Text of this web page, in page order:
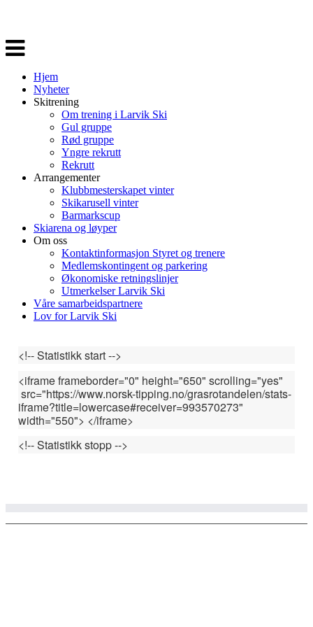
Veksle
navigasjon
Hjem
Nyheter
Skitrening
Om trening i Larvik Ski
Gul gruppe
Rød gruppe
Yngre rekrutt
Rekrutt
Arrangementer
Klubbmesterskapet vinter
Skikarusell vinter
Barmarkscup
Skiarena og løyper
Om oss
Kontaktinformasjon Styret og trenere
Medlemskontingent og parkering
Økonomiske retningslinjer
Utmerkelser Larvik Ski
Våre samarbeidspartnere
Lov for Larvik Ski
<!-- Statistikk start -->
<iframe frameborder="0" height="650" scrolling="yes"
src="https://www.norsk-tipping.no/grasrotandelen/stats-
iframe?title=lowercase#receiver=993570273"
width="550"> </iframe>
<!-- Statistikk stopp -->